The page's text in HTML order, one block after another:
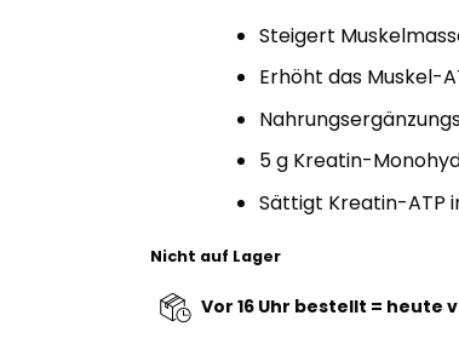
Steigert
Erhöht das Muskel-
5 g Kreatin-
Sättigt Kreatin-ATP
Nicht auf Lager
Vor 16 Uhr bestellt = heute